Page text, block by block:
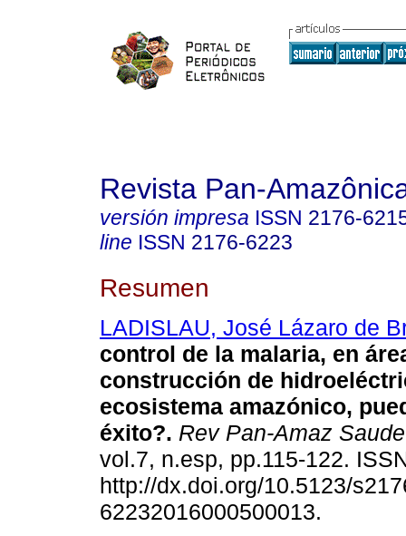
Revista Pan-
versión impresa ISSN 2176-
line ISSN 2176-6223
Resumen
LADISLAU, José Lázaro de
control de la malaria, en
construcción de
ecosistema amazónico,
éxito?. Rev Pan-Amaz Saude
vol.7, n.esp, pp.115-122.
http://dx.doi.org/10.5123/
62232016000500013.